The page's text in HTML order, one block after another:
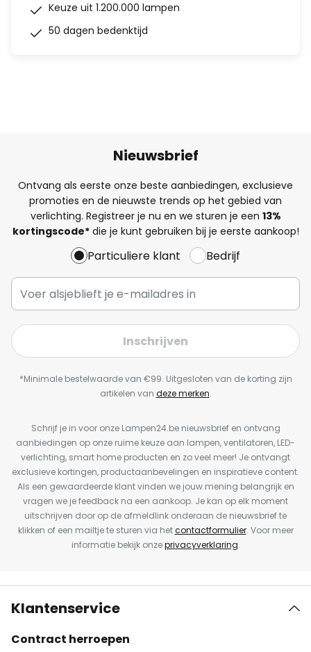
Keuze uit 1.200.000 lampen
50 dagen bedenktijd
Nieuwsbrief
Ontvang als eerste onze beste aanbiedingen, exclusieve
promoties en de nieuwste trends op het gebied van
verlichting. Registreer je nu en we sturen je een 13%
kortingscode*die je kunt gebruiken bij je eerste aankoop!
Particuliere klant Bedrijf
Inschrijven
*Minimale bestelwaarde van €99. Uitgesloten van de korting zijn
artikelen van deze merken.
Schrijf je in voor onze Lampen24.be nieuwsbrief en ontvang
aanbiedingen op onze ruime keuze aan lampen, ventilatoren, LED-
verlichting, smart home producten en zo veel meer! Je ontvangt
exclusieve kortingen, productaanbevelingen en inspiratieve content.
Als een gewaardeerde klant vinden we jouw mening belangrijk en
vragen we je feedback na een aankoop. Je kan op elk moment
uitschrijven door op de afmeldlink onderaan de nieuwsbrief te
klikken of een mailtje te sturen via hetcontactformulier. Voor meer
informatie bekijk onzeprivacyverklaring.
Klantenservice
Contract herroepen